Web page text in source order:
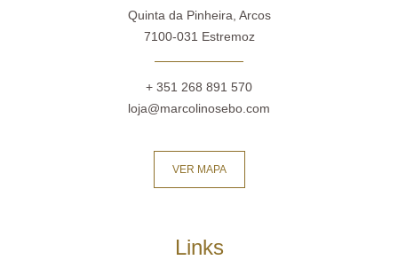
Quinta da Pinheira, Arcos
7100-031 Estremoz
+ 351 268 891 570
loja@marcolinosebo.com
VER MAPA
Links